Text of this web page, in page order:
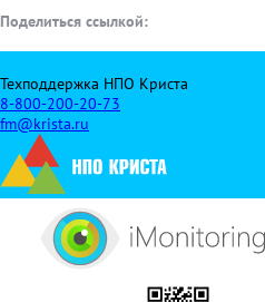
Поделиться ссылкой:
Техподдержка НПО Криста
8-800-200-20-73
fm@krista.ru